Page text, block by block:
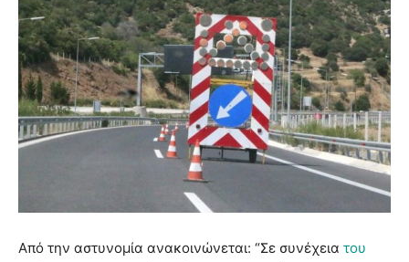
Από την αστυνομία ανακοινώνεται: “Σε συνέχεια του